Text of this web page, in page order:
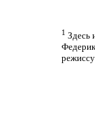
1 Здесь